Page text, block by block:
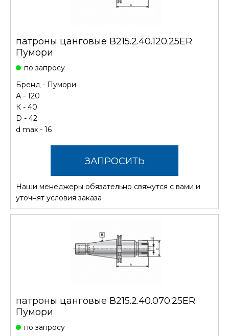
патроны цанговые В215.2.40.120.25ER
Пумори
по запросу
Бренд - Пумори
А - 120
К - 40
D - 42
d max - 16
ЗАПРОСИТЬ
СТОИМОСТЬ
Наши менеджеры обязательно свяжутся с вами и
уточнят условия заказа
патроны цанговые В215.2.40.070.25ER
Пумори
по запросу